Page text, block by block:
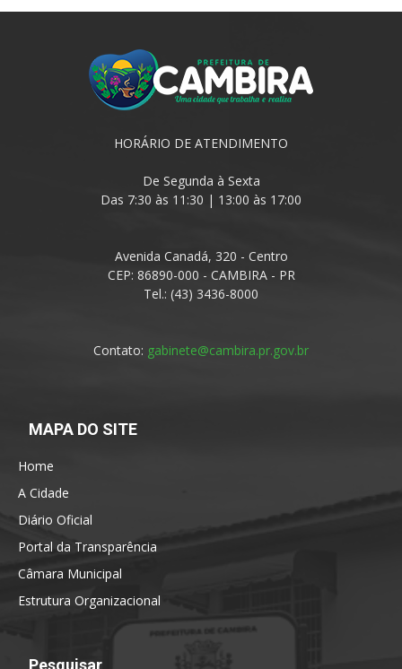
HORÁRIO DE ATENDIMENTO
De Segunda à Sexta
Das 7:30 às 11:30 | 13:00 às 17:00
Avenida Canadá, 320 - Centro
CEP: 86890-000 - CAMBIRA - PR
Tel.: (43) 3436-8000
Contato: gabinete@cambira.pr.gov.br
MAPA DO SITE
Home
A Cidade
Diário Oficial
Portal da Transparência
Câmara Municipal
Estrutura Organizacional
Pesquisar